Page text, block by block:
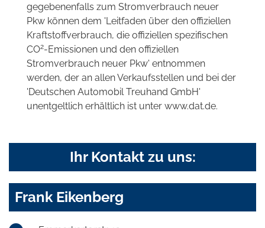
gegebenenfalls zum Stromverbrauch neuer
Pkw können dem 'Leitfaden über den offiziellen
Kraftstoffverbrauch, die offiziellen spezifischen
CO2-Emissionen und den offiziellen
Stromverbrauch neuer Pkw' entnommen
werden, der an allen Verkaufsstellen und bei der
'Deutschen Automobil Treuhand GmbH'
unentgeltlich erhältlich ist unter www.dat.de.
Ihr Kontakt zu uns:
Frank Eikenberg